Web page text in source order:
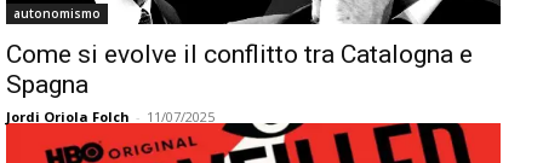
autonomismo
Come si evolve il conflitto tra Catalogna e
Spagna
Jordi Oriola Folch - 11/07/2025